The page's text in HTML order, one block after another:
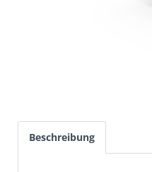
Beschreibung